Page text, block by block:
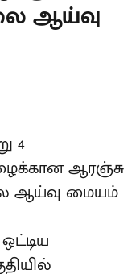
ஆய்வு
4
ஆரஞ்சு
ஆய்வு மையம்